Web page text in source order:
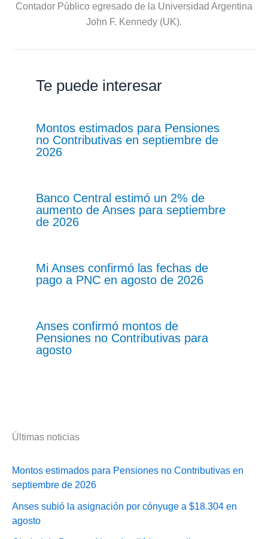
Contador Público egresado de la Universidad Argentina
John F. Kennedy (UK).
Te puede interesar
Montos estimados para Pensiones
no Contributivas en septiembre de
2026
Banco Central estimó un 2% de
aumento de Anses para septiembre
de 2026
Mi Anses confirmó las fechas de
pago a PNC en agosto de 2026
Anses confirmó montos de
Pensiones no Contributivas para
agosto
Últimas noticias
Montos estimados para Pensiones no Contributivas en
septiembre de 2026
Anses subió la asignación por cónyuge a $18.304 en
agosto